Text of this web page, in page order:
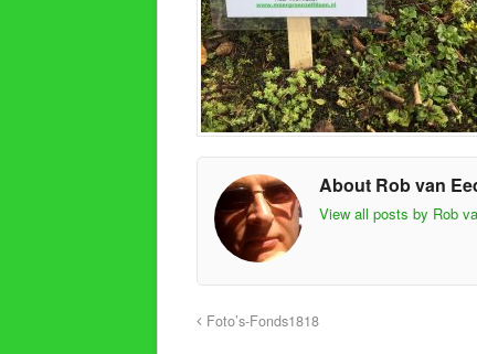
About Rob van
View all posts by Rob
Foto’s-Fonds1818